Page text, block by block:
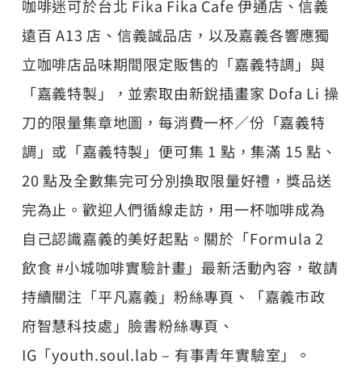
咖啡迷可於台北 Fika Fika Cafe 伊通店、信義
遠百 A13 店、信義誠品店，以及嘉義各響應獨
立咖啡店品味期間限定販售的「嘉義特調」與
「嘉義特製」，並索取由新銳插畫家 Dofa Li 操
刀的限量集章地圖，每消費一杯／份「嘉義特
調」或「嘉義特製」便可集 1 點，集滿 15 點、
20 點及全數集完可分別換取限量好禮，獎品送
完為止。歡迎人們循線走訪，用一杯咖啡成為
自己認識嘉義的美好起點。關於「Formula 2
飲食 #小城咖啡實驗計畫」最新活動內容，敬請
持續關注「平凡嘉義」粉絲專頁、「嘉義市政
府智慧科技處」臉書粉絲專頁、
IG「youth.soul.lab – 有事青年實驗室」。